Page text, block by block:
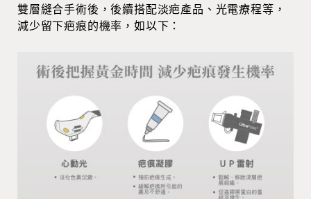
雙層縫合手術後，後續搭配淡疤產品、光電療程等，
減少留下疤痕的機率，如以下：